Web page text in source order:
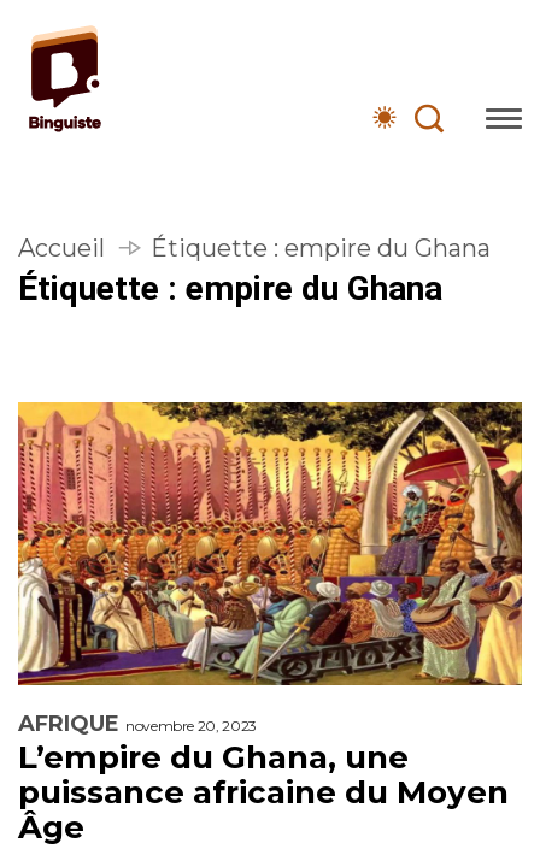
Accueil Étiquette : empire du Ghana
Étiquette : empire du Ghana
AFRIQUE novembre 20, 2023
L’empire du Ghana, une
puissance africaine du Moyen
Âge